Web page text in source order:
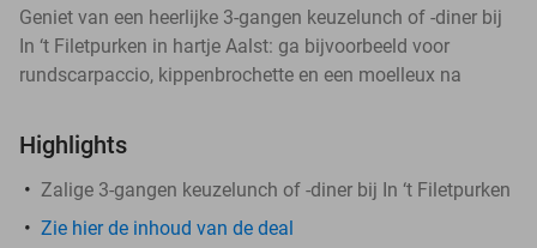
Geniet van een heerlijke 3-gangen keuzelunch of -diner bij
In ‘t Filetpurken in hartje Aalst: ga bijvoorbeeld voor
rundscarpaccio, kippenbrochette en een moelleux na
Highlights
Zalige 3-gangen keuzelunch of -diner bij In ‘t Filetpurken
Zie hier de inhoud van de deal